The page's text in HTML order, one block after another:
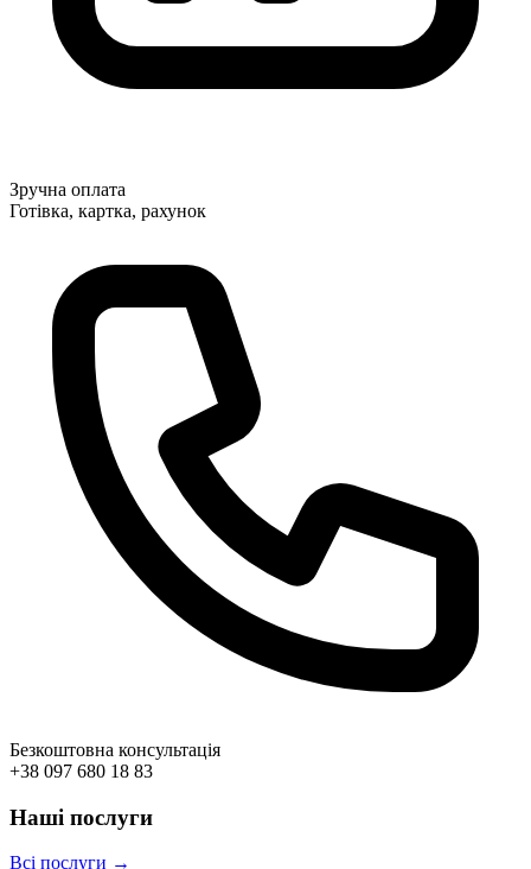
Зручна оплата
Готівка, картка, рахунок
Безкоштовна консультація
+38 097 680 18 83
Наші послуги
Всі послуги →